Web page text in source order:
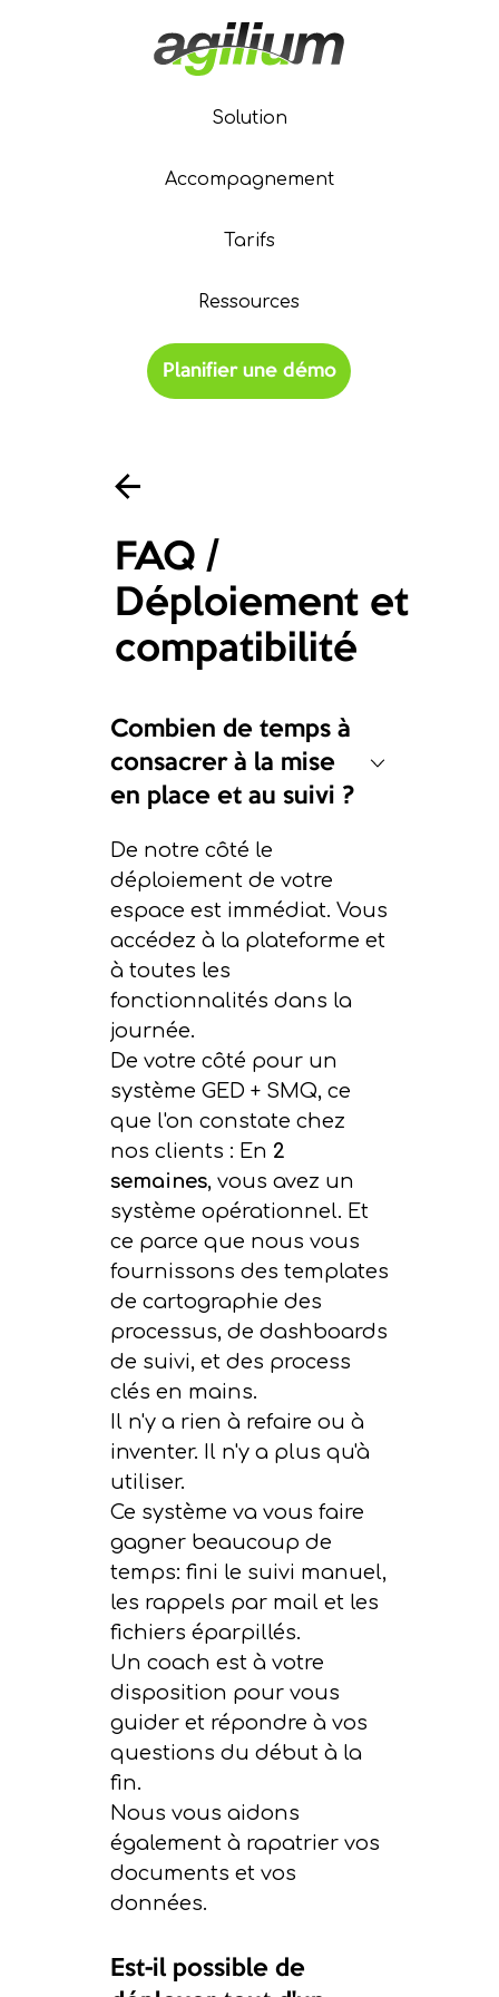
Planifier une démo
Ressources
Solution
Accompagnement
Tarifs
Combien de temps à
consacrer à la mise
en place et au suivi ?
De notre côté le
déploiement de votre
espace est immédiat. Vous
accédez à la plateforme et
à toutes les
fonctionnalités dans la
journée.
De votre côté pour un
système GED + SMQ, ce
que l'on constate chez
nos clients : En 2
semaines, vous avez un
système opérationnel. Et
ce parce que nous vous
fournissons des templates
de cartographie des
processus, de dashboards
de suivi, et des process
clés en mains.
Il n'y a rien à refaire ou à
inventer. Il n'y a plus qu'à
utiliser.
Ce système va vous faire
gagner beaucoup de
temps: fini le suivi manuel,
les rappels par mail et les
fichiers éparpillés.
Un coach est à votre
disposition pour vous
guider et répondre à vos
questions du début à la
fin.
Nous vous aidons
également à rapatrier vos
documents et vos
données.
Est-il possible de
FAQ /
Déploiement et
compatibilité